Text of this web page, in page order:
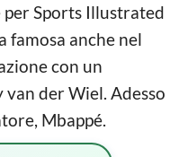
Sports Illustrated
famosa anche nel
con un
van der Wiel. Adesso
Mbappé.